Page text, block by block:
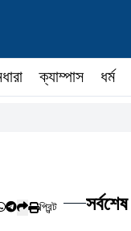
ক্যাম্পাস ধর্ম
প্রিন্ট সর্বশেষ